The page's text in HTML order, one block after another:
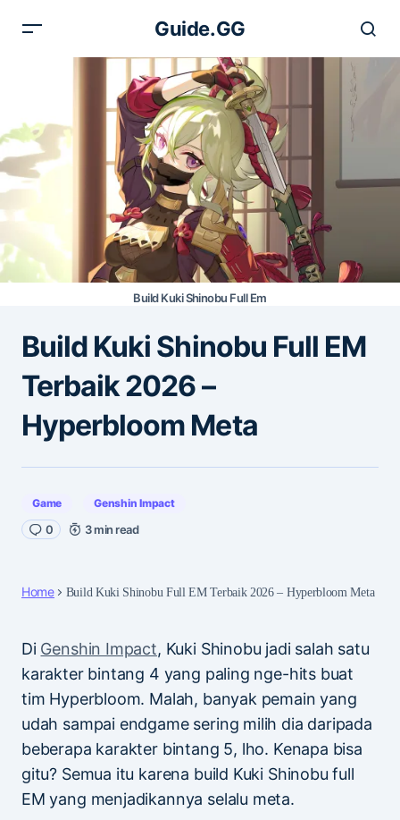
Guide.GG
Build Kuki Shinobu Full Em
Build Kuki Shinobu Full EM
Terbaik 2026 –
Hyperbloom Meta
Game Genshin Impact
0 3 min read
Home Build Kuki Shinobu Full EM Terbaik 2026 – Hyperbloom Meta
Di Genshin Impact, Kuki Shinobu jadi salah satu
karakter bintang 4 yang paling nge-hits buat
tim Hyperbloom. Malah, banyak pemain yang
udah sampai endgame sering milih dia daripada
beberapa karakter bintang 5, lho. Kenapa bisa
gitu? Semua itu karena build Kuki Shinobu full
EM yang menjadikannya selalu meta.